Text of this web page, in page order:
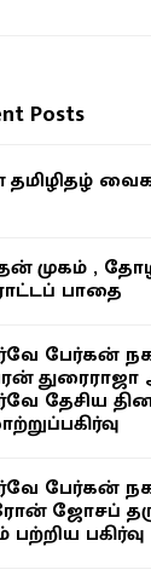
Posts
முகம் ,
பாதை
பேர்கன்
தேசிய
பேர்கன்
ஜோசப்
பற்றிய பகிர்வு